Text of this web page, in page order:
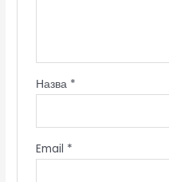
Назва *
Email *